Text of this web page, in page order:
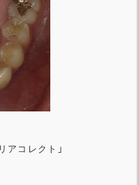
アコレクト」